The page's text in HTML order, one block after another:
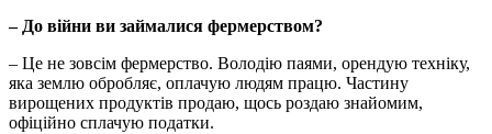
– До війни ви займалися фермерством?
– Це не зовсім фермерство. Володію паями, орендую техніку,
яка землю обробляє, оплачую людям працю. Частину
вирощених продуктів продаю, щось роздаю знайомим,
офіційно сплачую податки.